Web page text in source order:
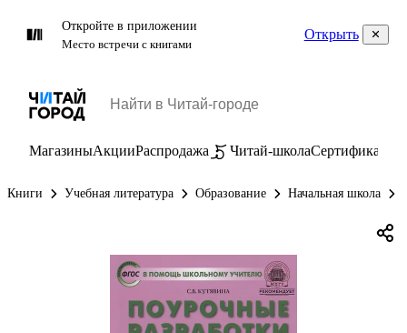
Откройте в приложении
Место встречи с книгами
Открыть
МагазиныАкцииРаспродажа Читай-школаСертификаты
Книги Учебная литература Образование Начальная школа